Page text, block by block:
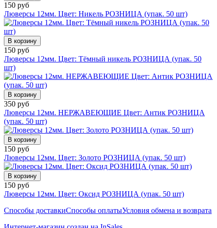
150 руб
Люверсы 12мм. Цвет: Никель РОЗНИЦА (упак. 50 шт)
В корзину
150 руб
Люверсы 12мм. Цвет: Тёмный никель РОЗНИЦА (упак. 50
шт)
В корзину
350 руб
Люверсы 12мм. НЕРЖАВЕЮЩИЕ Цвет: Антик РОЗНИЦА
(упак. 50 шт)
В корзину
150 руб
Люверсы 12мм. Цвет: Золото РОЗНИЦА (упак. 50 шт)
В корзину
150 руб
Люверсы 12мм. Цвет: Оксид РОЗНИЦА (упак. 50 шт)
Способы доставкиСпособы оплатыУсловия обмена и возврата